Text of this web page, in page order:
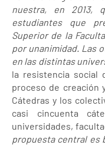
nuestra, en 2013,
estudiantes que
Superior de la
por unanimidad. Las
en las distintas
la resistencia social
proceso de creación
Cátedras y los
casi cincuenta
universidades,
propuesta central es